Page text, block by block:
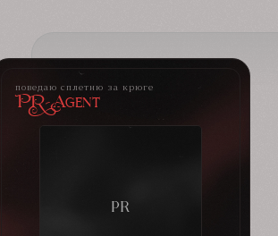
поведаю сплетню за крюге
PR-Agent